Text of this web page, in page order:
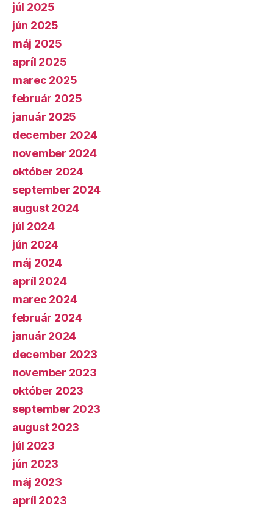
júl 2025
jún 2025
máj 2025
apríl 2025
marec 2025
február 2025
január 2025
december 2024
november 2024
október 2024
september 2024
august 2024
júl 2024
jún 2024
máj 2024
apríl 2024
marec 2024
február 2024
január 2024
december 2023
november 2023
október 2023
september 2023
august 2023
júl 2023
jún 2023
máj 2023
apríl 2023